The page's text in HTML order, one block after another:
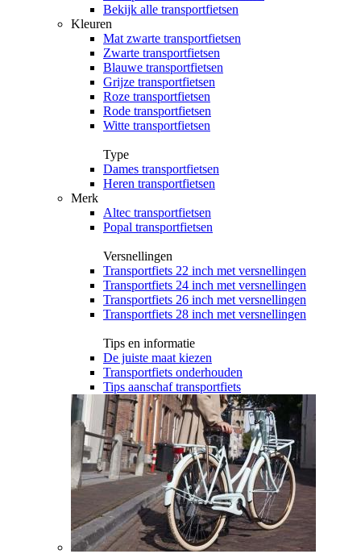
Bekijk alle transportfietsen
Kleuren
Mat zwarte transportfietsen
Zwarte transportfietsen
Blauwe transportfietsen
Grijze transportfietsen
Roze transportfietsen
Rode transportfietsen
Witte transportfietsen
Type
Dames transportfietsen
Heren transportfietsen
Merk
Altec transportfietsen
Popal transportfietsen
Versnellingen
Transportfiets 22 inch met versnellingen
Transportfiets 24 inch met versnellingen
Transportfiets 26 inch met versnellingen
Transportfiets 28 inch met versnellingen
Tips en informatie
De juiste maat kiezen
Transportfiets onderhouden
Tips aanschaf transportfiets